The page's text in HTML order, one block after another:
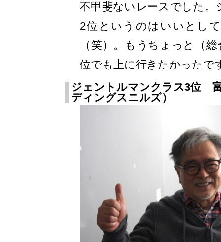
不甲斐ないレースでした
2位というのはいいとし
（笑）。もうちょっと（
位でも上に行きたかったで
ジェントルマンクラス3位
ディングスニルズ）